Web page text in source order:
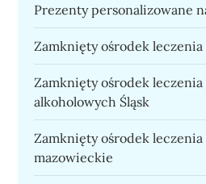
Prezenty personalizowane
Zamknięty ośrodek leczenia
Zamknięty ośrodek
alkoholowych Śląsk
Zamknięty ośrodek
mazowieckie